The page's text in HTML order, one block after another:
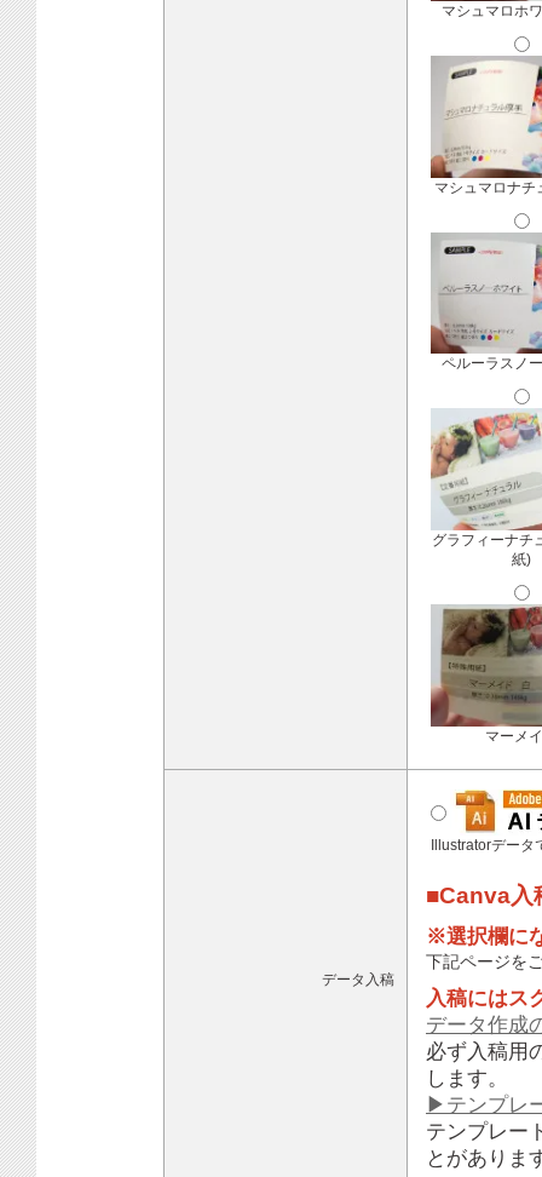
マシュマロホ
マシュマロナチ
ペルーラスノ
グラフィーナチ
紙)
マーメ
データ入稿
Illustratorデータ
■Canva入
※選択欄に
下記ページを
入稿にはス
データ作成
必ず入稿用
します。
▶テンプレ
テンプレー
とがありま